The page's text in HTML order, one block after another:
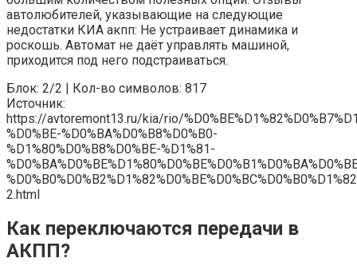
автолюбителей, указывающие на следующие
недостатки КИА акпп: Не устраивает динамика и
роскошь. Автомат не даёт управлять машиной,
приходится под него подстраиваться.
Блок: 2/2 | Кол-во символов: 817
Источник:
https://avtoremont13.ru/kia/rio/
%D0%BE-%D0%BA%D0%B8%D0%B0-
%D1%80%D0%B8%D0%BE-%D1%81-
2.html
Как переключаются передачи в
АКПП?